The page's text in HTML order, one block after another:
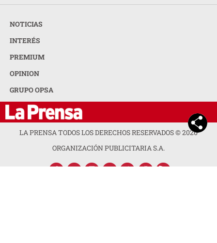
NOTICIAS
INTERÉS
PREMIUM
OPINION
GRUPO OPSA
LA PRENSA TODOS LOS DERECHOS RESERVADOS ©2026
ORGANIZACIÓN PUBLICITARIA S.A.